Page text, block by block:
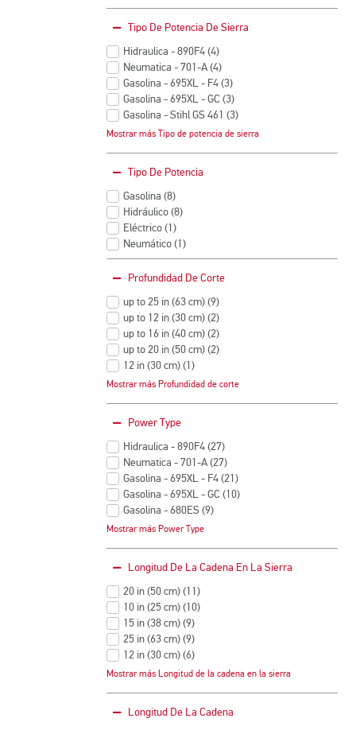
Tipo De Potencia De Sierra
Hidraulica - 890F4 (4
Productos
)
Neumatica - 701-A (4
Productos
)
Gasolina - 695XL - F4 (3
Productos
)
Gasolina - 695XL - GC (3
Productos
)
Gasolina - Stihl GS 461 (3)
Gasolina - 680ES(2)
Productos
Electrica - 536 F4(1
Productos
Gasolina - 680ES-PG
Productos
Mostrar más Tipo de potencia de sierra
Tipo De Potencia
Gasolina (8
Productos
)
Hidráulico (8
Productos
)
Eléctrico (1
Productos
)
Neumático (1 )
Profundidad De Corte
up to 25 in (63 cm) (9
Productos
)
up to 12 in (30 cm) (2
Productos
)
up to 16 in (40 cm) (2
Productos
)
up to 20 in (50 cm) (2
Productos
)
12 in (30 cm) (1 )
up to 10 in (25 cm) (1)
Mostrar más Profundidad de corte
Power Type
Hidraulica - 890F4 (27
Productos
)
Neumatica - 701-A (27
Productos
)
Gasolina - 695XL - F4 (21
Productos
)
Gasolina - 695XL - GC (10
Productos
)
Gasolina - 680ES (9)
Gasolina - Stihl GS 461
Productos
Gasolina - 680ES-PG(3
Productos
)
Hidraulica - 814PRO
Productos
Gasolina - 660GC(1
Productos
Mostrar más Power Type
Longitud De La Cadena En La Sierra
20 in (50 cm) (11
Productos
)
10 in (25 cm) (10
Productos
)
15 in (38 cm) (9
Productos
)
25 in (63 cm) (9
Productos
)
12 in (30 cm) (6)
16 in (40 cm)(4)
Mostrar más Longitud de la cadena en la sierra
Longitud De La Cadena